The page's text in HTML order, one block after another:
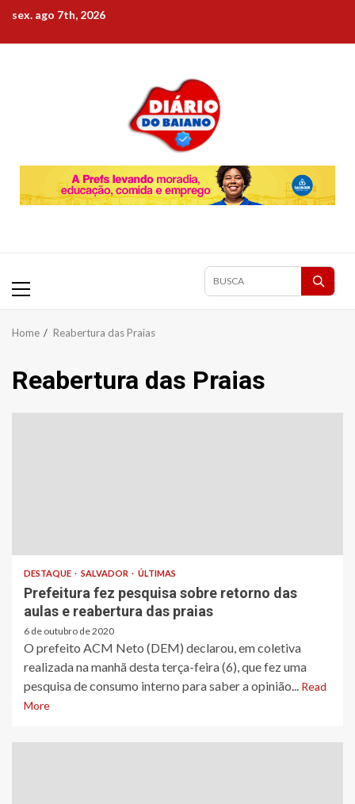
content
sex. ago 7th, 2026
Primary
Pesquisar
Home Reabertura das Praias
Reabertura das Praias
DESTAQUE SALVADOR ÚLTIMAS
Prefeitura fez pesquisa sobre retorno das
aulas e reabertura das praias
6 de outubro de 2020
O prefeito ACM Neto (DEM) declarou, em coletiva
realizada na manhã desta terça-feira (6), que fez uma
pesquisa de consumo interno para saber a opinião...
Read
More